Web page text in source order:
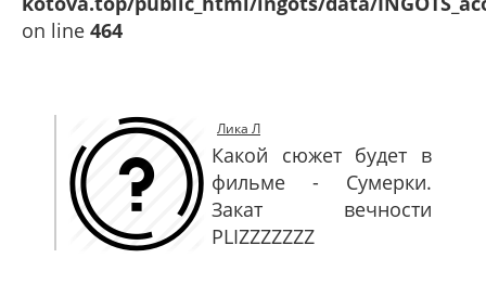
on line 464
Лика Л
Какой сюжет будет в
фильме - Сумерки.
Закат вечности
PLIZZZZZZZ